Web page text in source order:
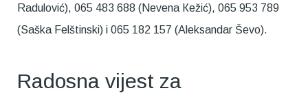
Radulović), 065 483 688 (Nevena Кežić), 065 953 789
(Saška Felštinski) i 065 182 157 (Aleksandar Ševo).
Radosna vijest za